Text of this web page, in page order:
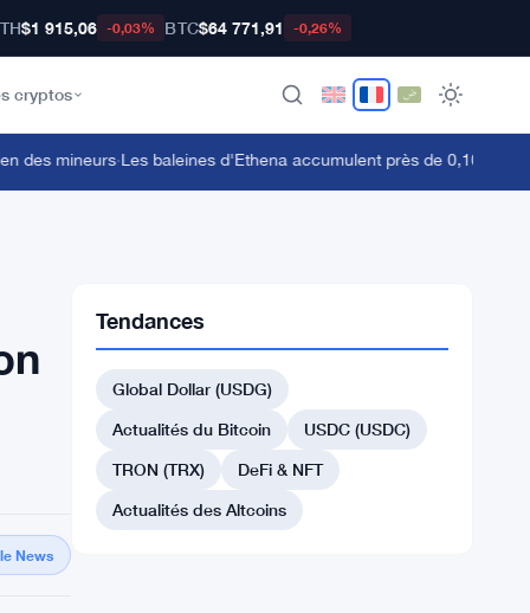
$1 915,06 -0,03% BTC$64 771,91 -0,26%
cryptos
mineurs·Les baleines d'Ethena accumulent près de 0,10 $ mais
News
Tendances
Global Dollar (USDG)
Actualités du Bitcoin
USDC (USDC)
TRON (TRX)
DeFi & NFT
Actualités des Altcoins